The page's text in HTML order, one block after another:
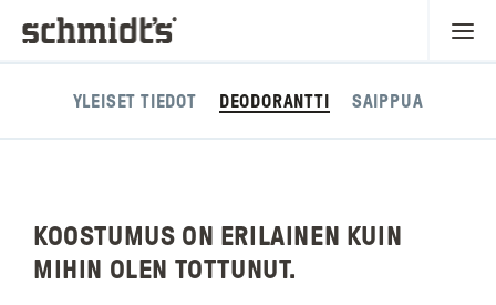
YLEISET TIEDOT DEODORANTTI SAIPPUA
KOOSTUMUS ON ERILAINEN KUIN
MIHIN OLEN TOTTUNUT.